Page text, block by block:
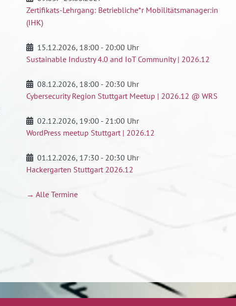
Zertifikats-Lehrgang: Betriebliche*r Mobilitätsmanager:in
(IHK)
15.12.2026, 18:00 - 20:00 Uhr
Sustainable Industry 4.0 and IoT Community | 2026.12
08.12.2026, 18:00 - 20:30 Uhr
Cybersecurity Region Stuttgart Meetup | 2026.12 @ WRS
02.12.2026, 19:00 - 21:00 Uhr
WordPress meetup Stuttgart | 2026.12
01.12.2026, 17:30 - 20:30 Uhr
Hackergarten Stuttgart 2026.12
→ Alle Termine